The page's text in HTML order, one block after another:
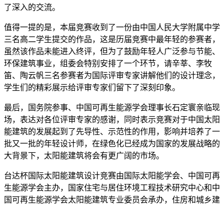
了深入的交流。
值得一提的是，本届竞赛收到了一份由中国人民大学附属中学
三名高二学生提交的作品，这是历届竞赛中最年轻的参赛者，
虽然该作品未能进入终评，但为了鼓励年轻人广泛参与节能、
环保建筑事业，组委会特别安排了一个环节，请辛莘、李牧
笛、陶云帆三名参赛者为国际评审专家讲解他们的设计理念，
学生们的精彩展示给评审专家们留下了深刻印象。
最后，国务院参事、中国可再生能源学会理事长石定寰亲临现
场，表达对各位评审专家的感谢，同时表示竞赛对于中国太阳
能建筑的发展起到了先导性、示范性的作用，影响并培养了一
批又一批的年轻设计师，在绿色化已经成为国家的发展战略的
大背景下，太阳能建筑将会有更广阔的市场。
台达杯国际太阳能建筑设计竞赛由国际太阳能学会、中国可再
生能源学会主办，国家住宅与居住环境工程技术研究中心和中
国可再生能源学会太阳能建筑专业委员会承办，住房和城乡建